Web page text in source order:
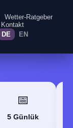
Wetter-Ratgeber
Kontakt
DE EN
📅
5 Günlük